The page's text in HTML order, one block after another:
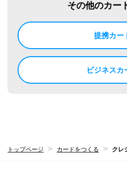
その他のカー
提携カー
ビジネスカ
トップページ カードをつくる クレ